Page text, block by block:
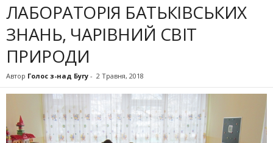
ЛАБОРАТОРІЯ БАТЬКІВСЬКИХ
ЗНАНЬ, ЧАРІВНИЙ СВІТ
ПРИРОДИ
Автор Голос з-над Бугу - 2 Травня, 2018